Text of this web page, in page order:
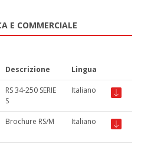
E COMMERCIALE
Descrizione Lingua
RS 34-250 SERIE
S
Italiano
Brochure RS/M Italiano